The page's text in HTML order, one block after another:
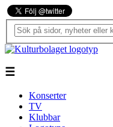
☰
Konserter
TV
Klubbar